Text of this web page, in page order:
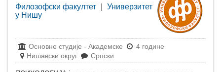
Филозофски факултет | Универзитет
у Нишу
Основне студије - Академске
4 године
Нишавски округ
Српски